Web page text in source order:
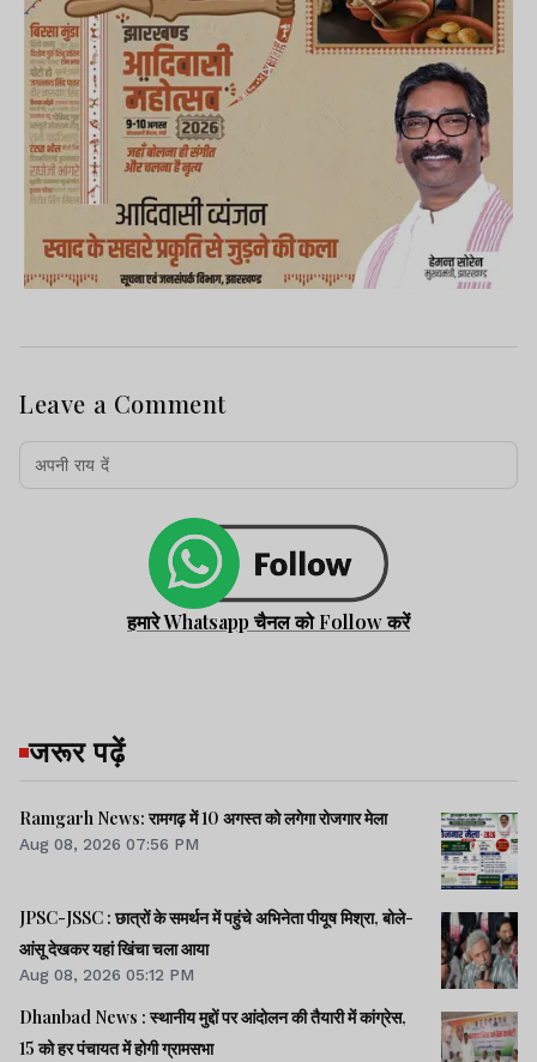
Leave a Comment
हमारे Whatsapp चैनल को Follow करें
जरूर पढ़ें
Ramgarh News: रामगढ़ में 10 अगस्त को लगेगा रोजगार मेला
Aug 08, 2026 07:56 PM
JPSC-JSSC : छात्रों के समर्थन में पहुंचे अभिनेता पीयूष मिश्रा, बोले-
आंसू देखकर यहां खिंचा चला आया
Aug 08, 2026 05:12 PM
Dhanbad News : स्थानीय मुद्दों पर आंदोलन की तैयारी में कांग्रेस,
15 को हर पंचायत में होगी ग्रामसभा